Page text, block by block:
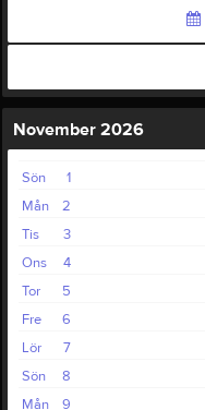
November 2026
1
Sön
2
Mån
3
Tis
4
Ons
5
Tor
6
Fre
7
Lör
8
Sön
9
Mån